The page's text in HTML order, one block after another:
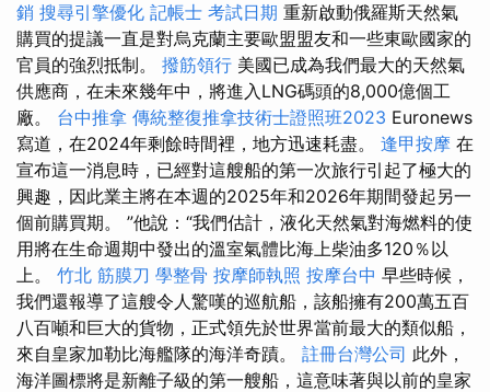
銷 搜尋引擎優化 記帳士 考試日期 重新啟動俄羅斯天然氣
購買的提議一直是對烏克蘭主要歐盟盟友和一些東歐國家的
官員的強烈抵制。 撥筋領行 美國已成為我們最大的天然氣
供應商，在未來幾年中，將進入LNG碼頭的8,000億個工
廠。 台中推拿 傳統整復推拿技術士證照班2023 Euronews
寫道，在2024年剩餘時間裡，地方迅速耗盡。 逢甲按摩 在
宣布這一消息時，已經對這艘船的第一次旅行引起了極大的
興趣，因此業主將在本週的2025年和2026年期間發起另一
個前購買期。 ”他說：“我們估計，液化天然氣對海燃料的使
用將在生命週期中發出的溫室氣體比海上柴油多120％以
上。 竹北 筋膜刀 學整骨 按摩師執照 按摩台中 早些時候，
我們還報導了這艘令人驚嘆的巡航船，該船擁有200萬五百
八百噸和巨大的貨物，正式領先於世界當前最大的類似船，
來自皇家加勒比海艦隊的海洋奇蹟。 註冊台灣公司 此外，
海洋圖標將是新離子級的第一艘船，這意味著與以前的皇家